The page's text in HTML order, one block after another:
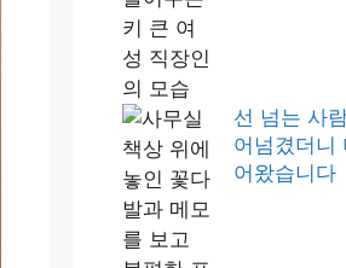
선 넘는 사
어넘겼더니
어왔습니다